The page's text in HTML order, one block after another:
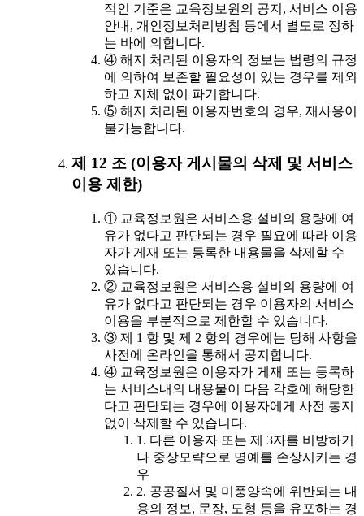
적인 기준은 교육정보원의 공지, 서비스 이용
안내, 개인정보처리방침 등에서 별도로 정하
는 바에 의합니다.
④ 해지 처리된 이용자의 정보는 법령의 규정
에 의하여 보존할 필요성이 있는 경우를 제외
하고 지체 없이 파기합니다.
⑤ 해지 처리된 이용자번호의 경우, 재사용이
불가능합니다.
제 12 조 (이용자 게시물의 삭제 및 서비스
이용 제한)
① 교육정보원은 서비스용 설비의 용량에 여
유가 없다고 판단되는 경우 필요에 따라 이용
자가 게재 또는 등록한 내용물을 삭제할 수
있습니다.
② 교육정보원은 서비스용 설비의 용량에 여
유가 없다고 판단되는 경우 이용자의 서비스
이용을 부분적으로 제한할 수 있습니다.
③ 제 1 항 및 제 2 항의 경우에는 당해 사항을
사전에 온라인을 통해서 공지합니다.
④ 교육정보원은 이용자가 게재 또는 등록하
는 서비스내의 내용물이 다음 각호에 해당한
다고 판단되는 경우에 이용자에게 사전 통지
없이 삭제할 수 있습니다.
1. 다른 이용자 또는 제 3자를 비방하거
나 중상모략으로 명예를 손상시키는 경
우
2. 공공질서 및 미풍양속에 위반되는 내
용의 정보, 문장, 도형 등을 유포하는 경